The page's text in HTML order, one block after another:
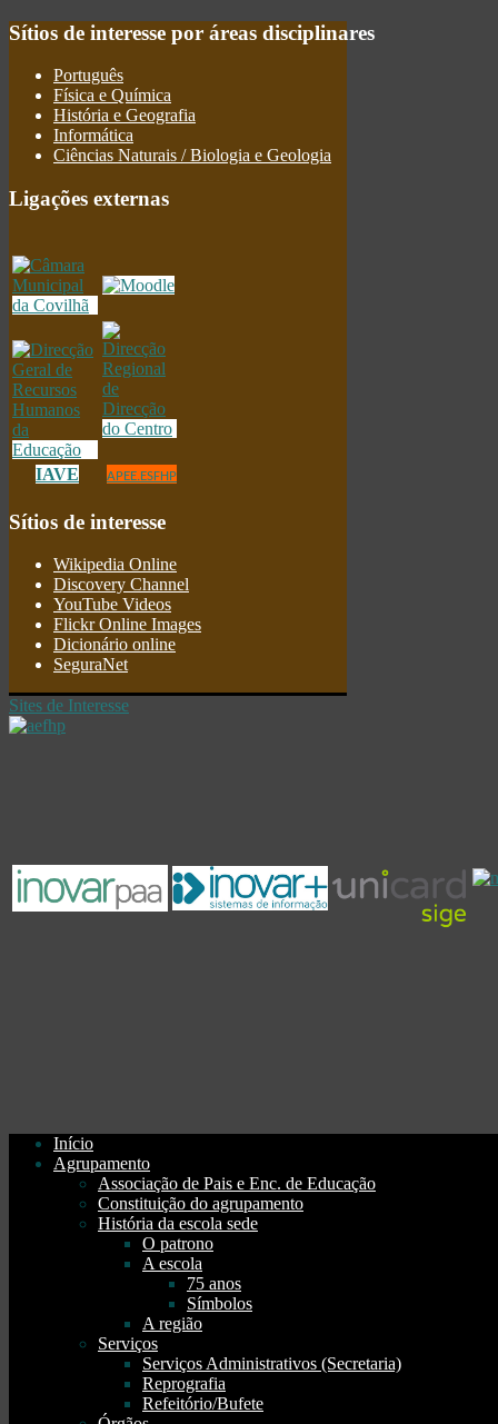
Sítios de interesse por áreas disciplinares
Português
Física e Química
História e Geografia
Informática
Ciências Naturais / Biologia e Geologia
Ligações externas
IAVE APEE.ESFHP
Sítios de interesse
Wikipedia Online
Discovery Channel
YouTube Videos
Flickr Online Images
Dicionário online
SeguraNet
Sites de Interesse
Início
Agrupamento
Associação de Pais e Enc. de Educação
Constituição do agrupamento
História da escola sede
O patrono
A escola
75 anos
Símbolos
A região
Serviços
Serviços Administrativos (Secretaria)
Reprografia
Refeitório/Bufete